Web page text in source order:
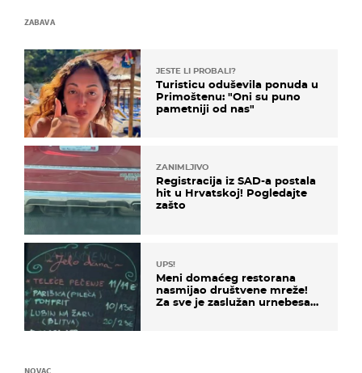
ZABAVA
JESTE LI PROBALI?
Turisticu oduševila ponuda u
Primoštenu: "Oni su puno
pametniji od nas"
ZANIMLJIVO
Registracija iz SAD-a postala
hit u Hrvatskoj! Pogledajte
zašto
UPS!
Meni domaćeg restorana
nasmijao društvene mreže!
Za sve je zaslužan urnebesan
NOVAC